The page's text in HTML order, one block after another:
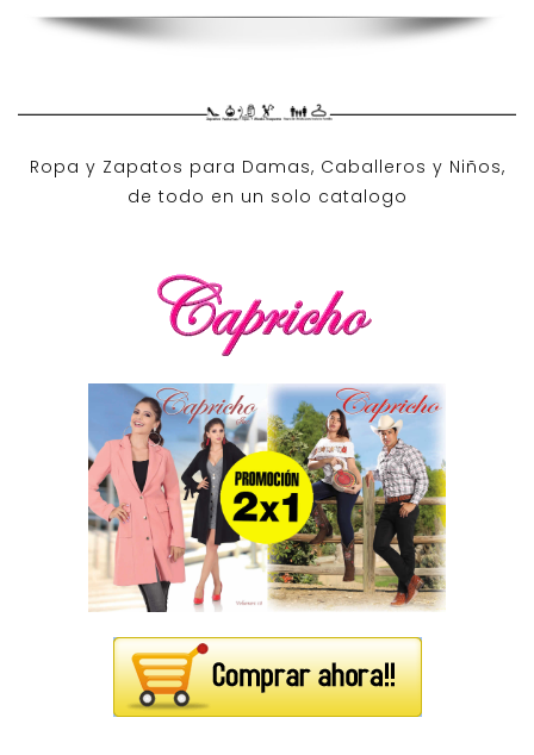
Ropa y Zapatos para Damas, Caballeros y Niños,
de todo en un solo catalogo